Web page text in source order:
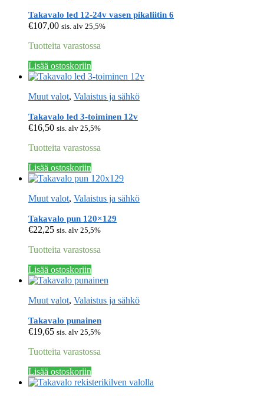
Takavalo led 12-24v vasen pikaliitin 6
€107,00 sis. alv 25,5%
Tuotteita varastossa
Lisää ostoskoriin
Muut valot, Valaistus ja sähkö
Takavalo led 3-toiminen 12v
€16,50 sis. alv 25,5%
Tuotteita varastossa
Lisää ostoskoriin
Muut valot, Valaistus ja sähkö
Takavalo pun 120×129
€22,25 sis. alv 25,5%
Tuotteita varastossa
Lisää ostoskoriin
Muut valot, Valaistus ja sähkö
Takavalo punainen
€19,65 sis. alv 25,5%
Tuotteita varastossa
Lisää ostoskoriin